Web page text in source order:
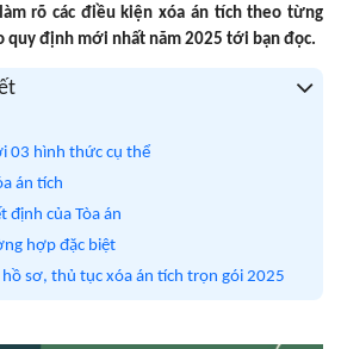
rõ các điều kiện xóa án tích theo từng
quy định mới nhất năm 2025 tới bạn đọc.
03 hình thức cụ thể
án tích
định của Tòa án
hợp đặc biệt
sơ, thủ tục xóa án tích trọn gói 2025